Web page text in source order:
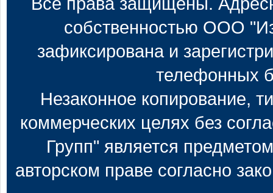
собственностью ООО
зафиксирована и
телефонных
Незаконное копирование,
коммерческих целях без
Групп" является
авторском праве согласно